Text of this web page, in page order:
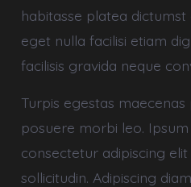
habitasse platea
eget nulla facilisi etiam
facilisis gravida neque
Turpis egestas
posuere morbi leo.
consectetur adipiscing
sollicitudin. Adipiscing